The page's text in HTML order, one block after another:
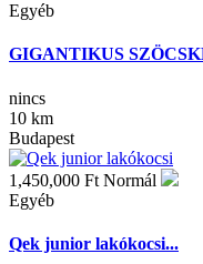
Egyéb
GIGANTIKUS
nincs
10 km
Budapest
1,450,000 Ft Normál
Egyéb
Qek junior lakókocsi...